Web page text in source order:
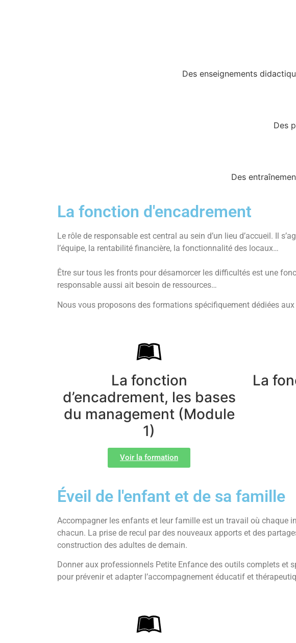
Des enseignements
Des
Des
La fonction d'encadrement
Le rôle de responsable est central au sein d’un lieu d’accueil. Il
l’équipe, la rentabilité financière, la fonctionnalité des locaux…
Être sur tous les fronts pour désamorcer les difficultés est une
responsable aussi ait besoin de ressources…
Nous vous proposons des formations spécifiquement dédiées
La fonction
d’encadrement, les bases
du management (Module
1)
Voir la formation
La
Éveil de l'enfant et de sa famille
Accompagner les enfants et leur famille est un travail où chaque
chacun. La prise de recul par des nouveaux apports et des
construction des adultes de demain.
Donner aux professionnels Petite Enfance des outils complets et
pour prévenir et adapter l’accompagnement éducatif et